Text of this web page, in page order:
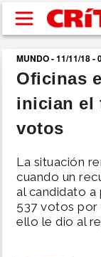
Pasar al
SUCESOS
POLÍTICA
SHOW
MUNDO - 11/11/18 -
Oficinas
inician el
votos
La situación
cuando un
al candidato a
537 votos por
ello le dio al